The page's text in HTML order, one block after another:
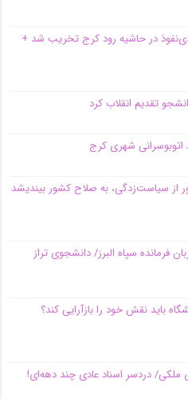
در حاشیه‌ رود کرج تخریب شد +
از سیاست‌زدگی، به صلاح کشور بیندیشد
فرمانده سپاه البرز/ دانشجوی تراز
باید نقش خود را بازآرایی کند؟
ملکی/ دردسر اسناد عادی چند‌ دهه‌ای!